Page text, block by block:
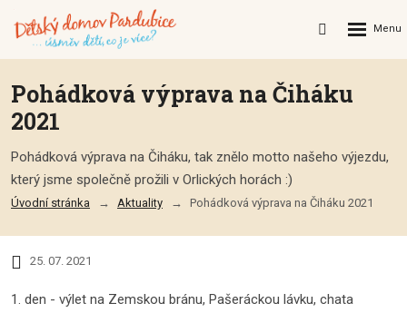
Vyhledávání
Rozbalení
Pohádková výprava na Čiháku
2021
Pohádková výprava na Čiháku, tak znělo motto našeho výjezdu,
který jsme společně prožili v Orlických horách :)
Úvodní stránka Aktuality Pohádková výprava na Čiháku 2021
25. 07. 2021
1. den - výlet na Zemskou bránu, Pašeráckou lávku, chata